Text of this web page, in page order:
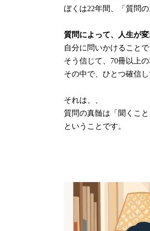
ぼくは22年間、「質問
質問によって、人生が変
自分に問いかけること
そう信じて、70冊以上
その中で、ひとつ確信
それは、、
質問の真髄は「聞くこ
ということです。